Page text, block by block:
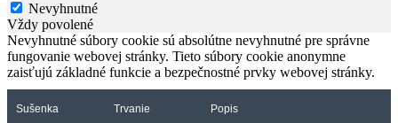
Nevyhnutné
Vždy povolené
Nevyhnutné súbory cookie sú absolútne nevyhnutné pre správne
fungovanie webovej stránky. Tieto súbory cookie anonymne
zaisťujú základné funkcie a bezpečnostné prvky webovej stránky.
Sušenka Trvanie Popis